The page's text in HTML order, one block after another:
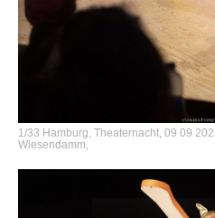
1/33 Hamburg, Theaternacht, 09 09
Wiesendamm,